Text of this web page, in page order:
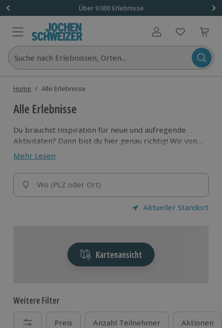
Über 9.000 Erlebnisse
Benutzerkonto
Suche nach Erlebnissen, Orten...
Home / Alle Erlebnisse
Alle Erlebnisse
Du brauchst Inspiration für neue und aufregende
Aktivitäten? Dann bist du hier genau richtig! Wir von
Jochen Schweizer sind der Ansprechpartner Nummer
1, wenn es um Aktivitäten und Erlebnisse geht! Es
gibt eine riesengroße Auswahl.Erlebe, was in dir
steckt!
Mehr Lesen
Wo (PLZ oder Ort)
Aktueller Standort
Kartenansicht
Weitere Filter
Preis Anzahl Teilnehmer Aktionen